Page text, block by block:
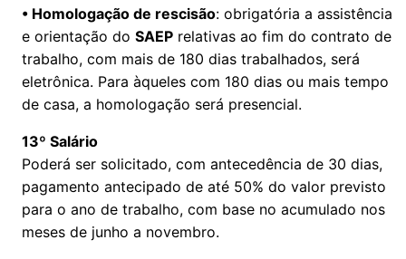
• Homologação de rescisão: obrigatória a assistência
e orientação do SAEP relativas ao fim do contrato de
trabalho, com mais de 180 dias trabalhados, será
eletrônica. Para àqueles com 180 dias ou mais tempo
de casa, a homologação será presencial.
13º Salário
Poderá ser solicitado, com antecedência de 30 dias,
pagamento antecipado de até 50% do valor previsto
para o ano de trabalho, com base no acumulado nos
meses de junho a novembro.